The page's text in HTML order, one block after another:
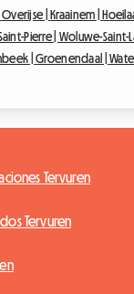
Overijse | Kraainem |
Pierre | Woluwe-Saint-
|Groenendaal |
Tervuren
Tervuren